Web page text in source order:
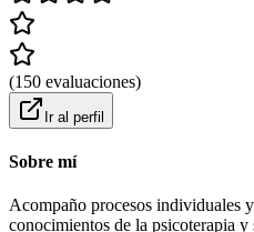
(150 evaluaciones)
Ir al perfil
Sobre mí
Acompaño procesos individuales
conocimientos de la psicoterapia y